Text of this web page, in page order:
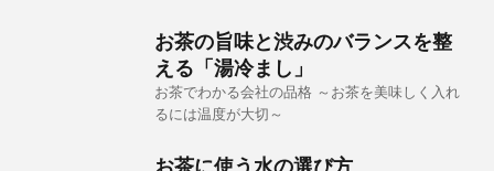
お茶の旨味と渋みのバランスを整
える「湯冷まし」
お茶でわかる会社の品格 ～お茶を美味しく入れ
るには温度が大切～